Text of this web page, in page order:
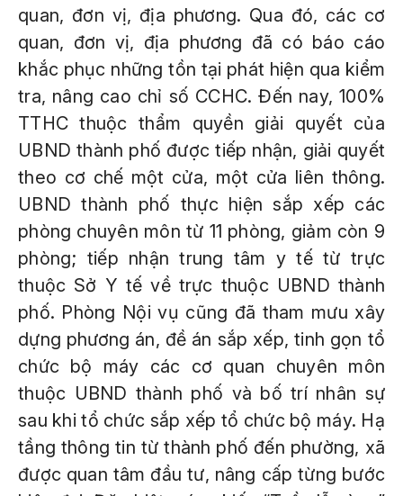
quan, đơn vị, địa phương. Qua đó, các cơ
quan, đơn vị, địa phương đã có báo cáo
khắc phục những tồn tại phát hiện qua kiểm
tra, nâng cao chỉ số CCHC. Đến nay, 100%
TTHC thuộc thẩm quyền giải quyết của
UBND thành phố được tiếp nhận, giải quyết
theo cơ chế một cửa, một cửa liên thông.
UBND thành phố thực hiện sắp xếp các
phòng chuyên môn từ 11 phòng, giảm còn 9
phòng; tiếp nhận trung tâm y tế từ trực
thuộc Sở Y tế về trực thuộc UBND thành
phố. Phòng Nội vụ cũng đã tham mưu xây
dựng phương án, đề án sắp xếp, tinh gọn tổ
chức bộ máy các cơ quan chuyên môn
thuộc UBND thành phố và bố trí nhân sự
sau khi tổ chức sắp xếp tổ chức bộ máy. Hạ
tầng thông tin từ thành phố đến phường, xã
được quan tâm đầu tư, nâng cấp từng bước